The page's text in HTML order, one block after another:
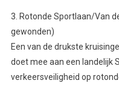
3. Rotonde Sportlaan/Van
gewonden)
Een van de drukste
doet mee aan een landelijk
verkeersveiligheid op